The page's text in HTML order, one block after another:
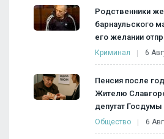
Родственники
барнаульского
его желании
Криминал 6
Пенсия после
Жителю
депутат Госдумы
Общество 6